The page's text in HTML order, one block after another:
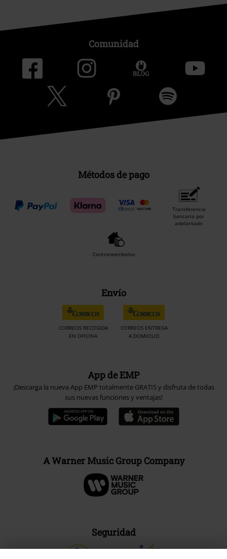
Comunidad
Métodos de pago
Transferencia
bancaria por
adelantado
Contrareembolso
Envío
CORREOS RECOGIDA
EN OFICINA
CORREOS ENTREGA
A DOMICILIO
App de EMP
¡Descarga la nueva App EMP totalmente GRATIS y disfruta de todas
sus nuevas funciones y ventajas!
A Warner Music Group Company
Seguridad